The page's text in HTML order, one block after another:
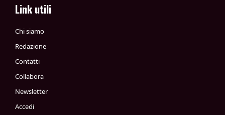
Link utili
Chi siamo
Redazione
Contatti
Collabora
Newsletter
Accedi